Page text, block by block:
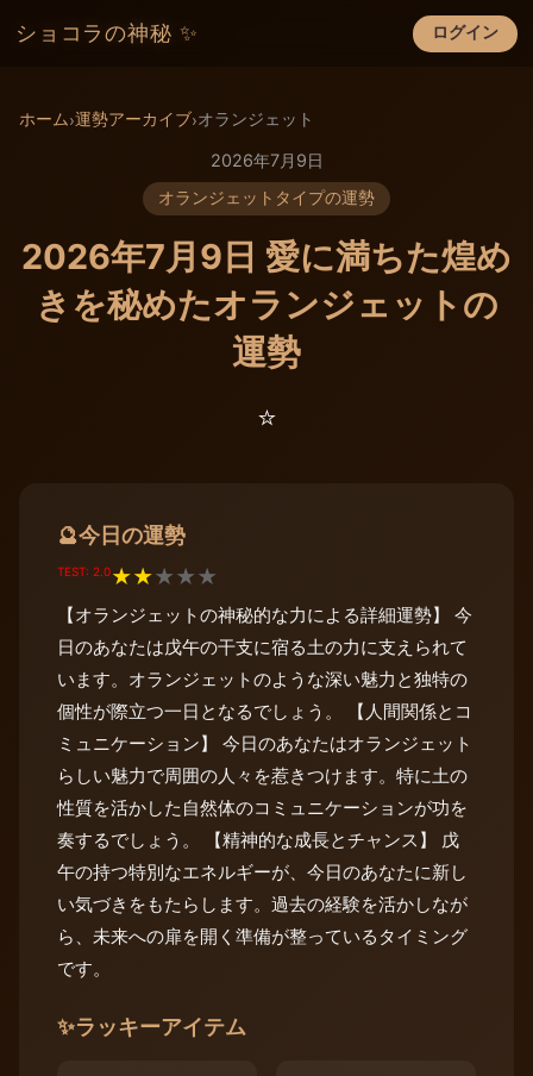
ショコラの神秘 ✨ ログイン
×
ホーム›運勢アーカイブ›オランジェット
2026年7月9日
オランジェットタイプの運勢
2026年7月9日 愛に満ちた煌め
きを秘めたオランジェットの
運勢
⭐️
🔮今日の運勢
TEST: 2.0★★★★★
【オランジェットの神秘的な力による詳細運勢】 今
日のあなたは戊午の干支に宿る土の力に支えられて
います。オランジェットのような深い魅力と独特の
個性が際立つ一日となるでしょう。 【人間関係とコ
ミュニケーション】 今日のあなたはオランジェット
らしい魅力で周囲の人々を惹きつけます。特に土の
性質を活かした自然体のコミュニケーションが功を
奏するでしょう。 【精神的な成長とチャンス】 戊
午の持つ特別なエネルギーが、今日のあなたに新し
い気づきをもたらします。過去の経験を活かしなが
ら、未来への扉を開く準備が整っているタイミング
です。
✨ラッキーアイテム